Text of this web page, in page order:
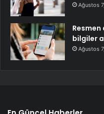
Ağustos
bilgiler
Ağustos